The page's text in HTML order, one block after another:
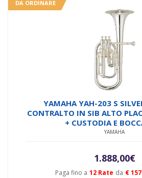
DA ORDINARE
Paga fino a 12 Rate da €
YAMAHA YAH-203 S
CONTRALTO IN SIB ALTO
+ CUSTODIA E
YAMAHA
1.888,00€